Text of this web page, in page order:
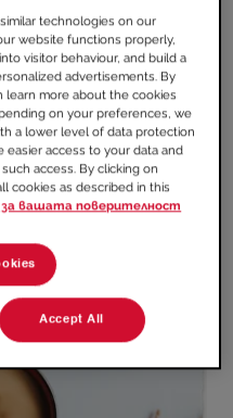
technologies on our
website functions properly,
visitor behaviour, and build a
advertisements. By
learn more about the cookies
on your preferences, we
a lower level of data protection
easier access to your data and
access. By clicking on
cookies as described in this
за вашата поверителност
Accept All